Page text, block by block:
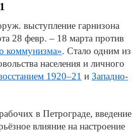
вы­сту­п­ле­ние гар­ни­зо­на
28 февр. – 18 мар­та про­тив
ком­му­низ­ма». Ста­ло од­ним из
на­се­ле­ния и лич­но­го
1920–21 и За­пад­но­
в Пет­ро­гра­де, вве­де­ние
влия­ние на на­строе­ние